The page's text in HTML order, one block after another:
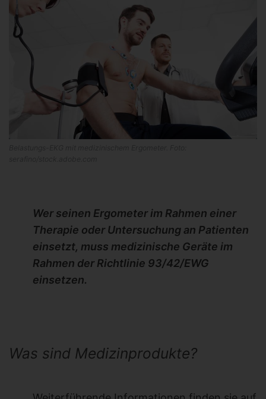
Wer seinen Ergometer im Rahmen einer
Therapie oder Untersuchung an Patienten
einsetzt, muss medizinische Geräte im
Rahmen der Richtlinie 93/42/EWG
einsetzen.
Was sind Medizinprodukte?